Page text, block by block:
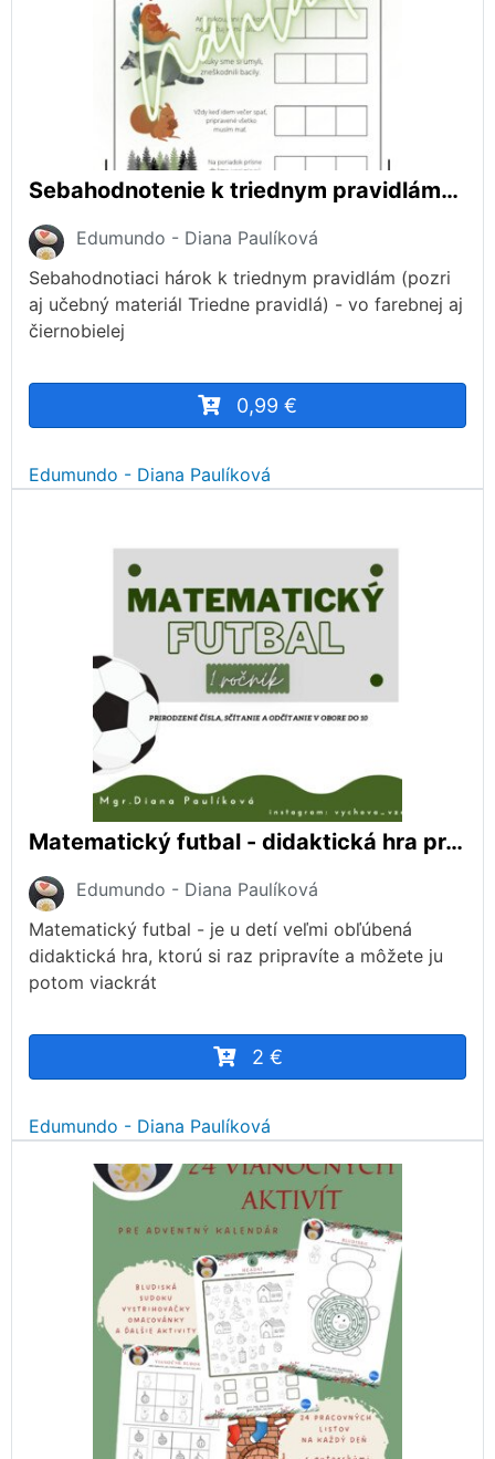
Sebahodnotenie k triednym pravidlám_téma LES
Edumundo - Diana Paulíková
Sebahodnotiaci hárok k triednym pravidlám (pozri
aj učebný materiál Triedne pravidlá) - vo farebnej aj
čiernobielej
0,99 €
Edumundo - Diana Paulíková
Matematický futbal - didaktická hra pre 1. ročník
Edumundo - Diana Paulíková
Matematický futbal - je u detí veľmi obľúbená
didaktická hra, ktorú si raz pripravíte a môžete ju
potom viackrát
2 €
Edumundo - Diana Paulíková